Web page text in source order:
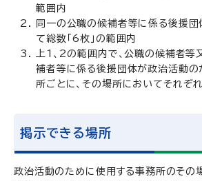
範囲内
同一の公職の候補者等に係る後援
て総数「6枚」の範囲内
上1、2の範囲内で、公職の候補者
補者等に係る後援団体が政治活動の
所ごとに、その場所においてそれぞれ
掲示できる場所
政治活動のために使用する事務所のその